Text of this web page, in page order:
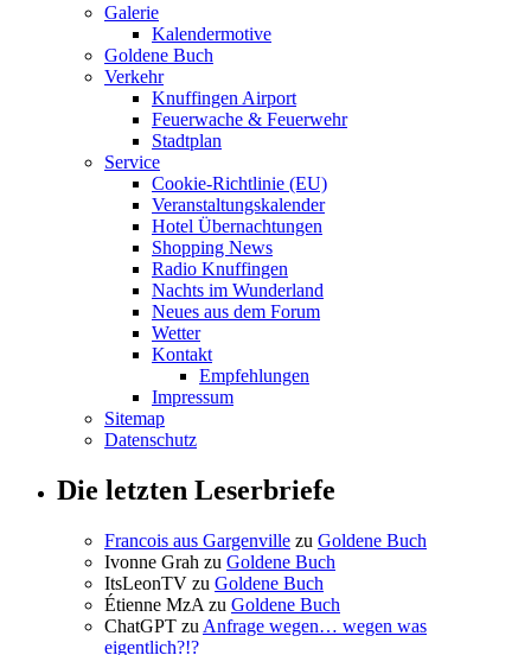
Galerie
Kalendermotive
Goldene Buch
Verkehr
Knuffingen Airport
Feuerwache & Feuerwehr
Stadtplan
Service
Cookie-Richtlinie (EU)
Veranstaltungskalender
Hotel Übernachtungen
Shopping News
Radio Knuffingen
Nachts im Wunderland
Neues aus dem Forum
Wetter
Kontakt
Empfehlungen
Impressum
Sitemap
Datenschutz
Die letzten Leserbriefe
Francois aus Gargenville zu Goldene Buch
Ivonne Grah zu Goldene Buch
ItsLeonTV zu Goldene Buch
Étienne MzA zu Goldene Buch
ChatGPT zu Anfrage wegen… wegen was
eigentlich?!?